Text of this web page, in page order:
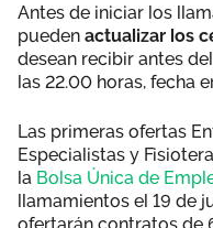
Antes de iniciar los
pueden actualizar los
desean recibir antes
las 22.00 horas, fecha
Las primeras ofertas
Especialistas y
la Bolsa Única de
llamamientos el 19 de